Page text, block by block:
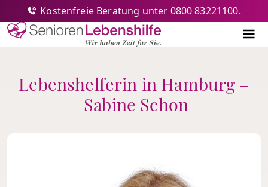
Senioren-Lebenshilfe
Kostenfreie Beratung unter 0800 83221100.
Lebenshelferin in Hamburg –
Sabine Schon